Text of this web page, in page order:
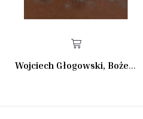
Wojciech Głogowski, Boże Narodzenie I